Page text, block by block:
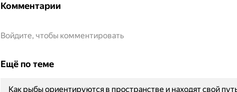
Комментарии
Войдите, чтобы комментировать
Ещё по теме
Как рыбы ориентируются в пространстве и находят свой